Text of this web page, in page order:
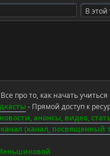
про то, как начать учиться
- Прямой доступ к
анонсы, видео,
(канал, посвященный